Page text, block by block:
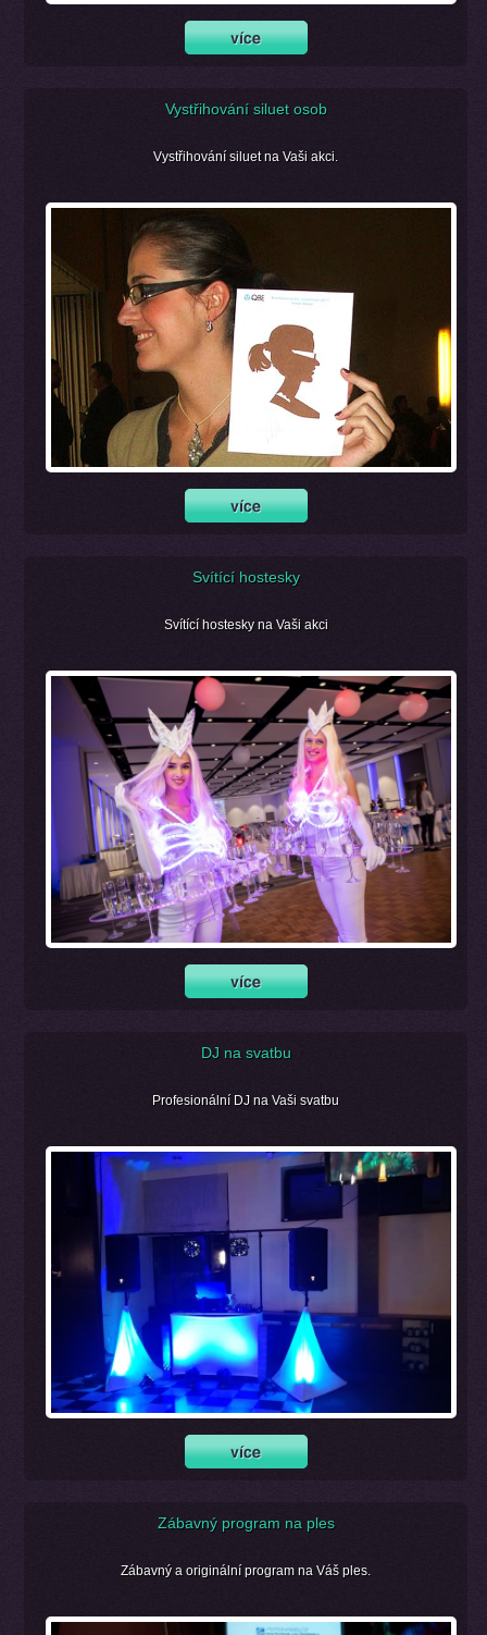
Vystřihování siluet osob
Vystřihování siluet na Vaši akci.
Svítící hostesky
Svítící hostesky na Vaši akci
DJ na svatbu
Profesionální DJ na Vaši svatbu
Zábavný program na ples
Zábavný a originální program na Váš ples.